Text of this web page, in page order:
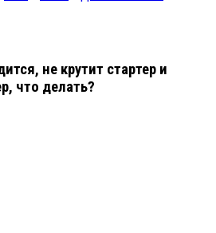
не крутит стартер и
что делать?